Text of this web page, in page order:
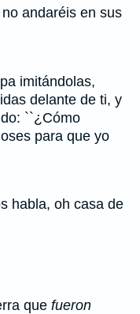
andaréis en sus
imitándolas,
delante de ti, y
``¿Cómo
para que yo
habla, oh casa de
que fueron